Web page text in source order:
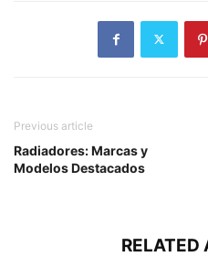
Previous article
Radiadores: Marcas y
Modelos Destacados
RELATED